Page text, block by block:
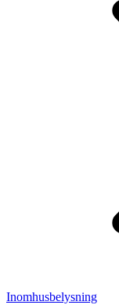
Inomhusbelysning